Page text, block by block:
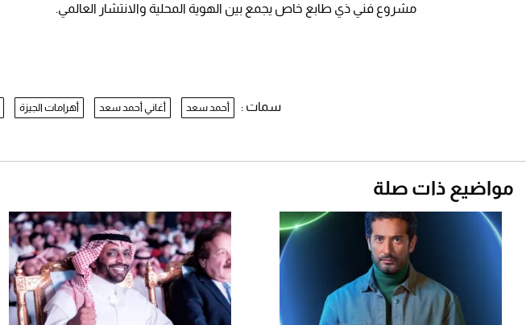
مشروع فني ذي طابع خاص يجمع بين الهوية المحلية والانتشار العالمي.
سمات : أحمد سعد أغاني أحمد سعد أهرامات الجيزة
مواضيع ذات صلة